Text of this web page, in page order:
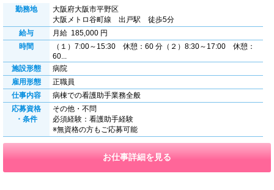
勤務地
大阪府大阪市平野区
大阪メトロ谷町線 出戸駅 徒歩5分
給与
月給 185,000 円
時間
（１）7:00～15:30 休憩：60 分（２）8:30～17:00 休憩：
60...
施設形態
病院
雇用形態
正職員
仕事内容
病棟での看護助手業務全般
応募資格
・条件
その他・不問
必須経験：看護助手経験
※無資格の方もご応募可能
お仕事詳細を見る